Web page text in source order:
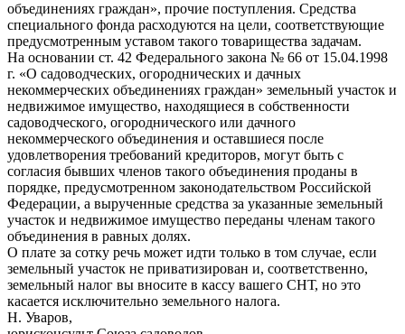
объединениях граждан», прочие поступления. Средства
специального фонда расходуются на цели, соответствующие
предусмотренным уставом такого товарищества задачам.
На основании ст. 42 Федерального закона № 66 от 15.04.1998
г. «О садоводческих, огороднических и дачных
некоммерческих объединениях граждан» земельный участок и
недвижимое имущество, находящиеся в собственности
садоводческого, огороднического или дачного
некоммерческого объединения и оставшиеся после
удовлетворения требований кредиторов, могут быть с
согласия бывших членов такого объединения проданы в
порядке, предусмотренном законодательством Российской
Федерации, а вырученные средства за указанные земельный
участок и недвижимое имущество переданы членам такого
объединения в равных долях.
О плате за сотку речь может идти только в том случае, если
земельный участок не приватизирован и, соответственно,
земельный налог вы вносите в кассу вашего СНТ, но это
касается исключительно земельного налога.
Н. Уваров,